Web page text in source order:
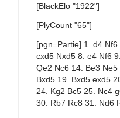
[BlackElo "1922"]
[PlyCount "65"]
[pgn=Partie] 1. d4
cxd5 Nxd5 8. e4 Nf6
Qe2 Nc6 14. Be3
Bxd5 19. Bxd5 exd5
24. Kg2 Bc5 25. Nc4
30. Rb7 Rc8 31.